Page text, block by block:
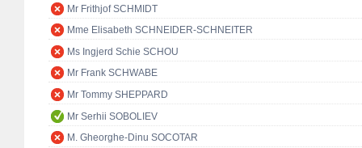
Mr Frithjof SCHMIDT
Mme Elisabeth SCHNEIDER-SCHNEITER
Ms Ingjerd Schie SCHOU
Mr Frank SCHWABE
Mr Tommy SHEPPARD
Mr Serhii SOBOLIEV
M. Gheorghe-Dinu SOCOTAR